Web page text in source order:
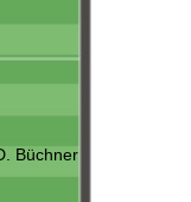
Büchner